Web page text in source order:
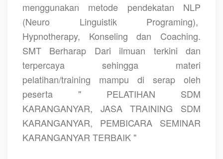
menggunakan metode pendekatan NLP
(Neuro Linguistik Programing),
Hypnotherapy, Konseling dan Coaching.
SMT Berharap Dari ilmuan terkini dan
terpercaya sehingga materi
pelatihan/training mampu di serap oleh
peserta " PELATIHAN SDM
KARANGANYAR, JASA TRAINING SDM
KARANGANYAR, PEMBICARA SEMINAR
KARANGANYAR TERBAIK "